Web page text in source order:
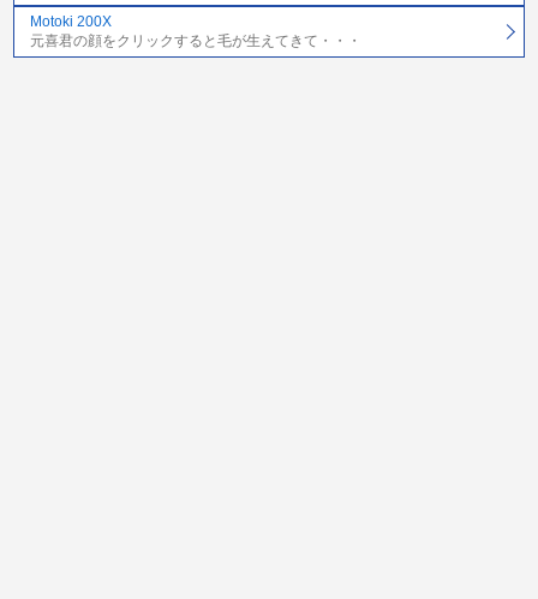
Motoki 200X
元喜君の顔をクリックすると毛が生えてきて・・・